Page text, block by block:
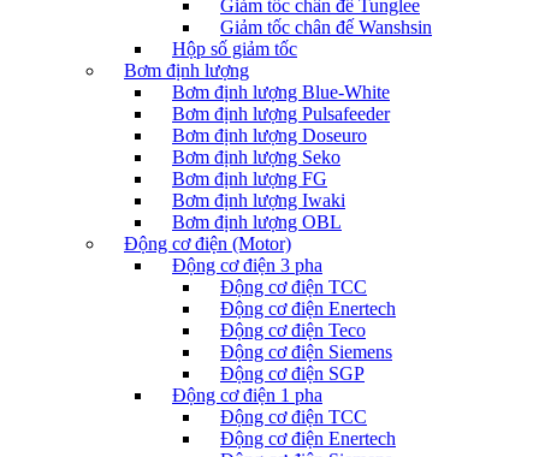
Giảm tốc chân đế Tunglee
Giảm tốc chân đế Wanshsin
Hộp số giảm tốc
Bơm định lượng
Bơm định lượng Blue-White
Bơm định lượng Pulsafeeder
Bơm định lượng Doseuro
Bơm định lượng Seko
Bơm định lượng FG
Bơm định lượng Iwaki
Bơm định lượng OBL
Động cơ điện (Motor)
Động cơ điện 3 pha
Động cơ điện TCC
Động cơ điện Enertech
Động cơ điện Teco
Động cơ điện Siemens
Động cơ điện SGP
Động cơ điện 1 pha
Động cơ điện TCC
Động cơ điện Enertech